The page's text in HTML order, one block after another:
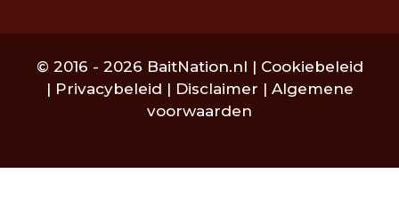
© 2016 - 2026 BaitNation.nl | Cookiebeleid
| Privacybeleid | Disclaimer | Algemene
voorwaarden